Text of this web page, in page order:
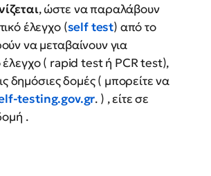
, ώστε να παραλάβουν
έλεγχο (self test) από το
να μεταβαίνουν για
έλεγχο ( rapid test ή PCR test),
δημόσιες δομές ( μπορείτε να
testing.gov.gr. ) , είτε σε
.